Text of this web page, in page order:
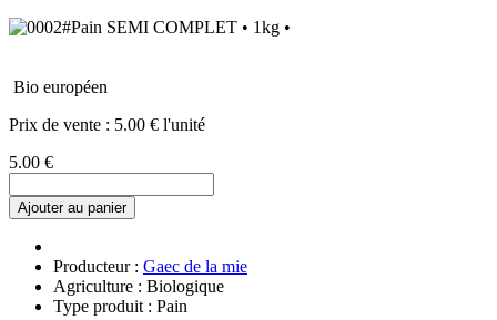
Bio européen
Prix de vente : 5.00 € l'unité
5.00 €
Ajouter au panier
Producteur : Gaec de la mie
Agriculture : Biologique
Type produit : Pain